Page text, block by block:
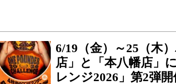
6/19（金）～25（木
店」と「本八幡店」
レンジ2026」第2弾